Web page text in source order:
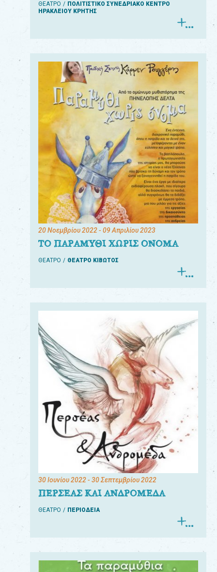
ΘΕΑΤΡΟ
ΠΟΛΙΤΙΣΤΙΚΟ ΣΥΝΕΔΡΙΑΚΟ ΚΕΝΤΡΟ
ΗΡΑΚΛΕΙΟΥ ΚΡΗΤΗΣ
20 Νοεμβρίου 2022- 09 Απριλίου 2023
ΤΟ ΠΑΡΑΜΥΘΙ ΧΩΡΙΣ ΟΝΟΜΑ
ΘΕΑΤΡΟ ΘΕΑΤΡΟ ΚΙΒΩΤΟΣ
30 Ιουνίου 2022- 30 Σεπτεμβρίου 2022
ΠΕΡΣΕΑΣ ΚΑΙ ΑΝΔΡΟΜΕΔΑ
ΘΕΑΤΡΟ ΠΕΡΙΟΔΕΙΑ